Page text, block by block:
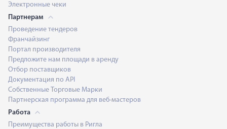
Электронные чеки
Партнерам
Проведение тендеров
Франчайзинг
Портал производителя
Предложите нам площади в аренду
Отбор поставщиков
Документация по API
Собственные Торговые Марки
Партнерская программа для веб-мастеров
Работа
Преимущества работы в Ригла